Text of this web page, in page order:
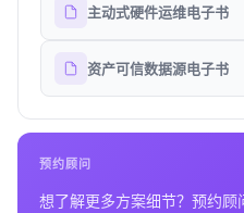
主动式硬件运维电子书
资产可信数据源电子书
预约顾问
想了解更多方案细节？预约顾